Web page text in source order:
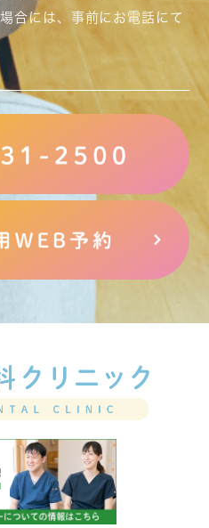
合には、事前にお電話にて